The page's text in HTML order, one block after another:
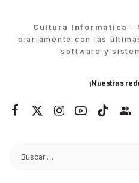
Cultura Informática –
diariamente con las
software y
¡Nuestras